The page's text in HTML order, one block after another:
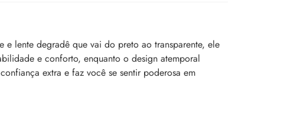
e lente degradê que vai do preto ao transparente, ele
e conforto, enquanto o design atemporal
extra e faz você se sentir poderosa em